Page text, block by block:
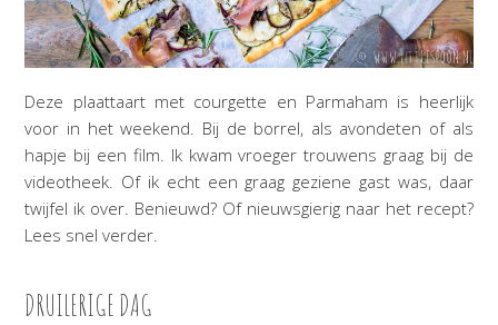
Deze plaattaart met courgette en Parmaham is heerlijk
voor in het weekend. Bij de borrel, als avondeten of als
hapje bij een film. Ik kwam vroeger trouwens graag bij de
videotheek. Of ik echt een graag geziene gast was, daar
twijfel ik over. Benieuwd? Of nieuwsgierig naar het recept?
Lees snel verder.
DRUILERIGE DAG